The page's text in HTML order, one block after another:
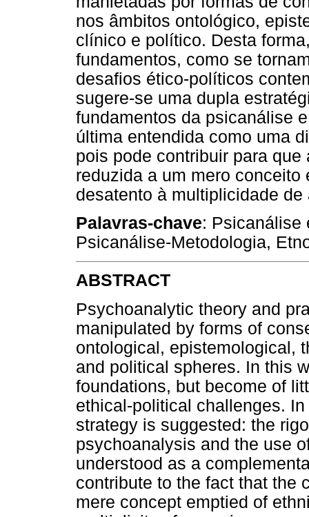
nos âmbitos ontológico,
clínico e político. Desta
fundamentos, como se
desafios ético-políticos
sugere-se uma dupla
fundamentos da psicanálise
última entendida como uma
pois pode contribuir para
reduzida a um mero
desatento à multiplicidade de
Palavras-chave: Psicanálise
Psicanálise-Metodologia,
ABSTRACT
Psychoanalytic theory and
manipulated by forms of
ontological, epistemological,
and political spheres. In this
foundations, but become of
ethical-political challenges.
strategy is suggested: the
psychoanalysis and the use
understood as a
contribute to the fact that the
mere concept emptied of